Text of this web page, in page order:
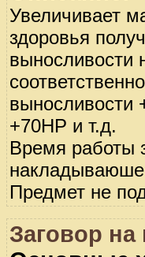
Увеличивает
здоровья
выносливости
выносливости
+70HP и т.д.
Время работы
Предмет не
Заговор на